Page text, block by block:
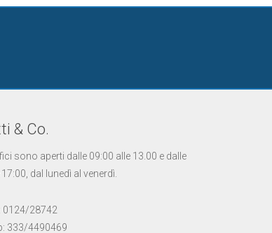
& Co.
sono aperti dalle 09:00 alle 13.00 e dalle
dal lunedì al venerdì.
0124/28742
333/4490469